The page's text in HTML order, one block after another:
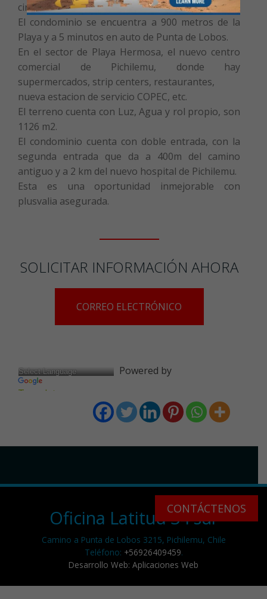
circuito cerrado.
El condominio se encuentra a 900 metros de la
Playa y a 5 minutos en auto de Punta de Lobos.
En el sector de Playa Hermosa, el nuevo centro
comercial de Pichilemu, donde hay
supermercados, strip centers, restaurantes,
nueva estacion de servicio COPEC, etc.
El terreno cuenta con Luz, Agua y rol propio, son
1126 m2.
El condominio cuenta con doble entrada, con la
segunda entrada que da a 400m del camino
antiguo y a 2 km del nuevo hospital de Pichilemu.
Esta es una oportunidad inmejorable con
plusvalia asegurada.
SOLICITAR INFORMACIÓN AHORA
CORREO ELECTRÓNICO
Powered by
Translate
CONTÁCTENOS
Oficina Latitud 34 sur
Camino a Punta de Lobos 3215, Pichilemu, Chile
Teléfono: +56926409459.
Desarrollo Web: Aplicaciones Web